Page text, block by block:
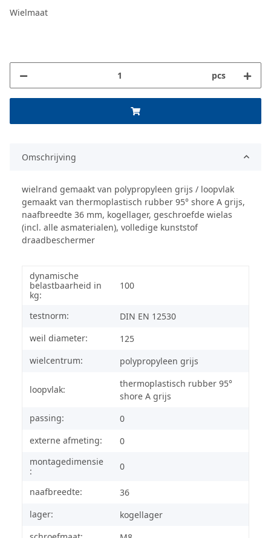
Wielmaat
pcs
Omschrijving
wielrand gemaakt van polypropyleen grijs / loopvlak
gemaakt van thermoplastisch rubber 95° shore A grijs,
naafbreedte 36 mm, kogellager, geschroefde wielas
(incl. alle asmaterialen), volledige kunststof
draadbeschermer
dynamische
belastbaarheid in
kg:
100
testnorm:
DIN EN 12530
weil diameter:
125
wielcentrum:
polypropyleen grijs
loopvlak:
thermoplastisch rubber 95°
shore A grijs
passing:
0
externe afmeting:
0
montagedimensie
:
0
naafbreedte:
36
lager:
kogellager